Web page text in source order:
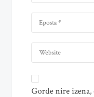
Gorde nire izena,